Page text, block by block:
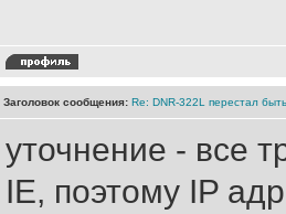
Заголовок сообщения: Re: DNR-322L перестал
уточнение - все
IE, поэтому IP